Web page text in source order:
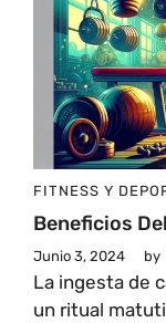
FITNESS Y
Beneficios
Junio 3, 2024 by
La ingesta de
un ritual